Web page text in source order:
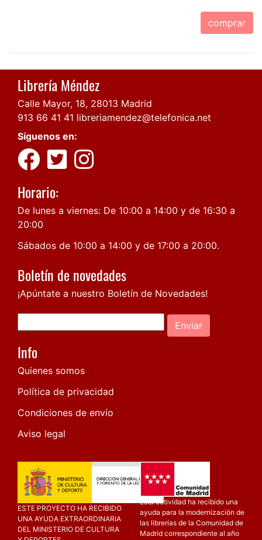
comprar
Librería Méndez
Calle Mayor, 18, 28013 Madrid
913 66 41 41 libreriamendez@telefonica.net
Síguenos en:
Horario:
De lunes a viernes: De 10:00 a 14:00 y de 16:30 a
20:00
Sábados de 10:00 a 14:00 y de 17:00 a 20:00.
Boletín de novedades
¡Apúntate a nuestro Boletín de Novedades!
Enviar
Info
Quienes somos
Política de privacidad
Condiciones de envío
Aviso legal
ESTE PROYECTO HA RECIBIDO
UNA AYUDA EXTRAORDINARIA
DEL MINISTERIO DE CULTURA
Esta actividad ha recibido una
ayuda para la modernización de
las librerías de la Comunidad de
Madrid correspondiente al año